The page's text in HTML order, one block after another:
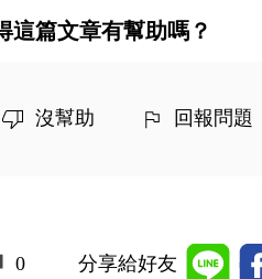
這篇文章有幫助嗎？
沒幫助 回報問題
0 分享給好友